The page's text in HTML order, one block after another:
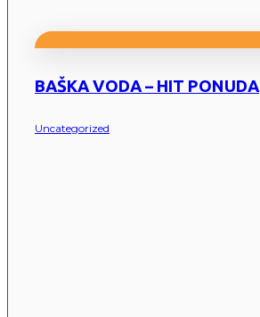
BAŠKA VODA – HIT PONUDA
Uncategorized